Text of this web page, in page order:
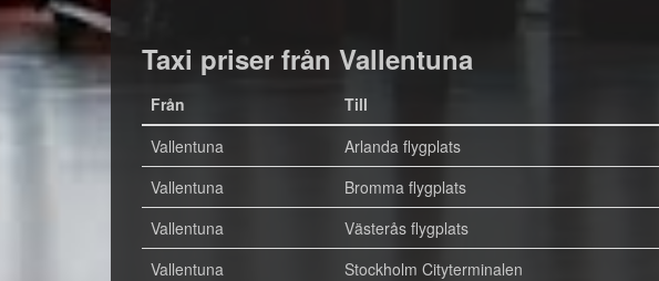
Taxi priser från Vallentuna
Från Till
Vallentuna
Arlanda flygplats
Vallentuna
Bromma flygplats
Vallentuna
Västerås flygplats
Vallentuna
Stockholm Cityterminalen